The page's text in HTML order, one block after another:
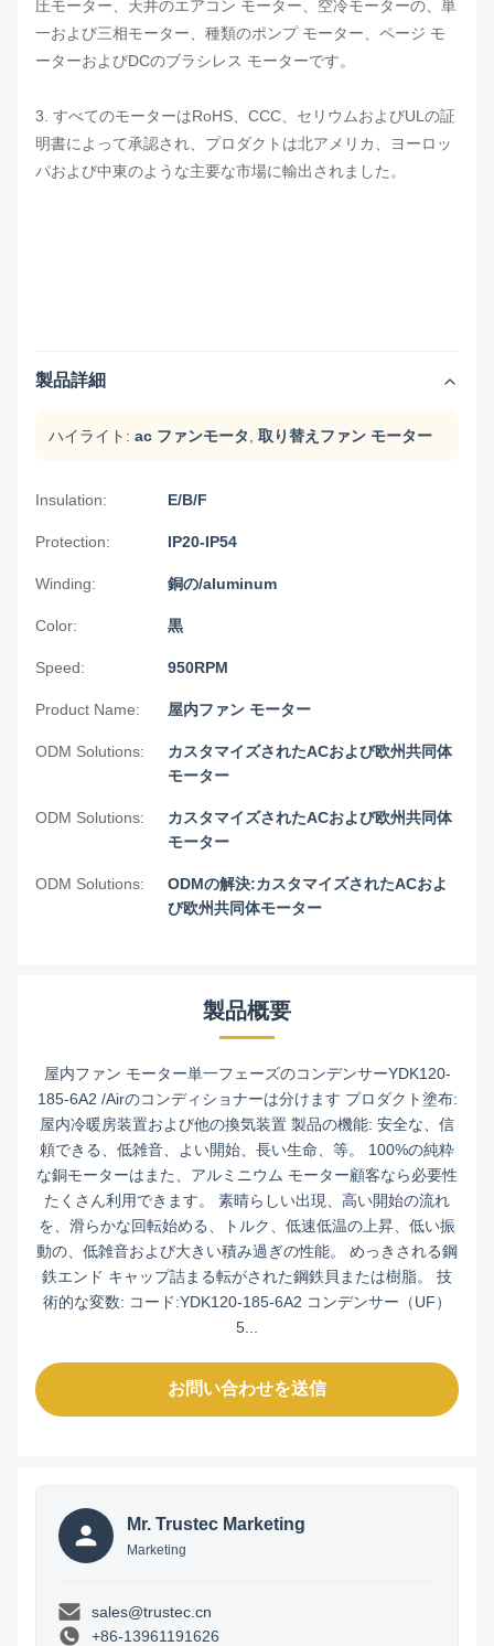
圧モーター、天井のエアコン モーター、空冷モーターの、単
一および三相モーター、種類のポンプ モーター、ページ モ
ーターおよびDCのブラシレス モーターです。
3. すべてのモーターはRoHS、CCC、セリウムおよびULの証
明書によって承認され、プロダクトは北アメリカ、ヨーロッ
パおよび中東のような主要な市場に輸出されました。
製品詳細
ハイライト: ac ファンモータ 取り替えファン モーター
Insulation: E/B/F
Protection: IP20-IP54
Winding: 銅の/aluminum
Color: 黒
Speed: 950RPM
Product Name: 屋内ファン モーター
ODM Solutions:
カスタマイズされたACおよび欧州共同体
モーター
ODM Solutions:
カスタマイズされたACおよび欧州共同体
モーター
ODM Solutions:
ODMの解決:カスタマイズされたACおよ
び欧州共同体モーター
製品概要
屋内ファン モーター単一フェーズのコンデンサーYDK120-
185-6A2 /Airのコンディショナーは分けます プロダクト塗布:
屋内冷暖房装置および他の換気装置 製品の機能: 安全な、信
頼できる、低雑音、よい開始、長い生命、等。 100%の純粋
な銅モーターはまた、アルミニウム モーター顧客なら必要性
たくさん利用できます。 素晴らしい出現、高い開始の流れ
を、滑らかな回転始める、トルク、低速低温の上昇、低い振
動の、低雑音および大きい積み過ぎの性能。 めっきされる鋼
鉄エンド キャップ詰まる転がされた鋼鉄貝または樹脂。 技
術的な変数: コード:YDK120-185-6A2 コンデンサー（UF）
5...
お問い合わせを送信
Mr. Trustec Marketing
Marketing
sales@trustec.cn
+86-13961191626